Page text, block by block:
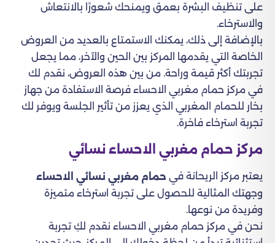
على تنظيف البشرة بعمق ويمنحك شعورًا بالانتعاش
والاسترخاء.
بالإضافة إلى ذلك، يمكنك الاستمتاع بالعديد من العروض
الخاصة التي يقدمها المركز بين الحين والآخر، مما يجعل
تجربتك أكثر قيمة وراحة. من بين هذه العروض، نقدم لك
في مركز حمام مغربي الاحساء فرصة الاستفادة من جهاز
بخار للحمام المغربي الذي يعزز من تأثير الجلسة ويوفر لك
تجربة استرخاء فاخرة.
مركز حمام مغربي الاحساء نسائي
يعتبر مركز الريحانة في حمام مغربي نسائي الاحساء
وجهتك المثالية للحصول على تجربة استرخاء متميزة
وفريدة من نوعها.
نحن في مركز حمام مغربي الاحساء نقدم لكِ تجربة